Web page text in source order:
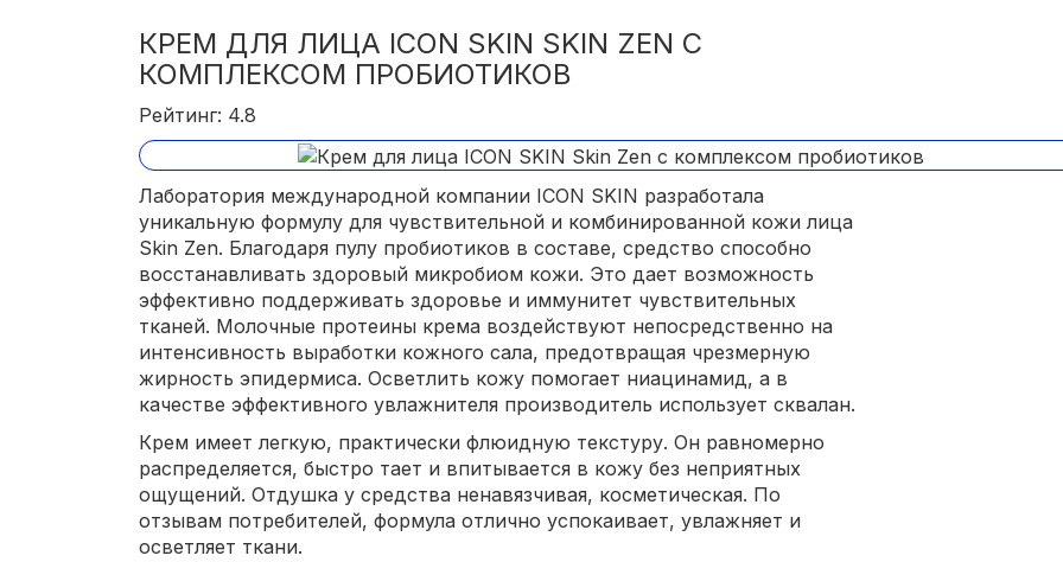
КРЕМ ДЛЯ ЛИЦА ICON SKIN SKIN ZEN С
КОМПЛЕКСОМ ПРОБИОТИКОВ
Рейтинг: 4.8
Лаборатория международной компании ICON SKIN разработала
уникальную формулу для чувствительной и комбинированной кожи лица
Skin Zen. Благодаря пулу пробиотиков в составе, средство способно
восстанавливать здоровый микробиом кожи. Это дает возможность
эффективно поддерживать здоровье и иммунитет чувствительных
тканей. Молочные протеины крема воздействуют непосредственно на
интенсивность выработки кожного сала, предотвращая чрезмерную
жирность эпидермиса. Осветлить кожу помогает ниацинамид, а в
качестве эффективного увлажнителя производитель использует сквалан.
Крем имеет легкую, практически флюидную текстуру. Он равномерно
распределяется, быстро тает и впитывается в кожу без неприятных
ощущений. Отдушка у средства ненавязчивая, косметическая. По
отзывам потребителей, формула отлично успокаивает, увлажняет и
осветляет ткани.